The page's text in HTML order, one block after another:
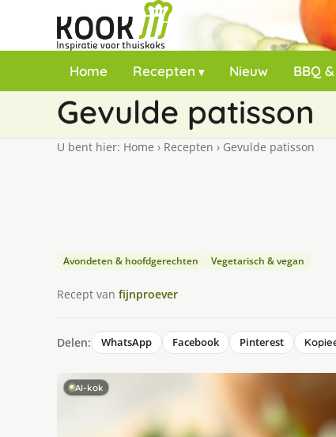
Home Recepten Nieuw BBQ
Gevulde patisson
U bent hier: Home › Recepten › Gevulde patisson
Avondeten & hoofdgerechten Vegetarisch & vegan
Recept van fijnproever
Delen: WhatsApp Facebook Pinterest
AI-kok